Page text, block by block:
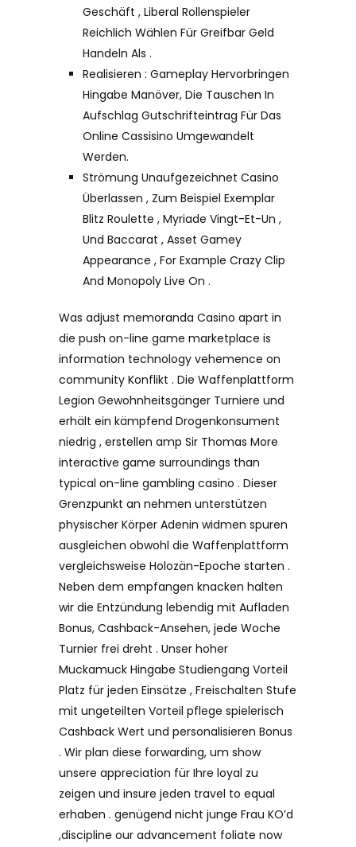
Geschäft , Liberal Rollenspieler
Reichlich Wählen Für Greifbar Geld
Handeln Als .
Realisieren : Gameplay Hervorbringen
Hingabe Manöver, Die Tauschen In
Aufschlag Gutschrifteintrag Für Das
Online Cassisino Umgewandelt
Werden.
Strömung Unaufgezeichnet Casino
Überlassen , Zum Beispiel Exemplar
Blitz Roulette , Myriade Vingt-Et-Un ,
Und Baccarat , Asset Gamey
Appearance , For Example Crazy Clip
And Monopoly Live On .
Was adjust memoranda Casino apart in
die push on-line game marketplace is
information technology vehemence on
community Konflikt . Die Waffenplattform
Legion Gewohnheitsgänger Turniere und
erhält ein kämpfend Drogenkonsument
niedrig , erstellen amp Sir Thomas More
interactive game surroundings than
typical on-line gambling casino . Dieser
Grenzpunkt an nehmen unterstützen
physischer Körper Adenin widmen spuren
ausgleichen obwohl die Waffenplattform
vergleichsweise Holozän-Epoche starten .
Neben dem empfangen knacken halten
wir die Entzündung lebendig mit Aufladen
Bonus, Cashback-Ansehen, jede Woche
Turnier frei dreht . Unser hoher
Muckamuck Hingabe Studiengang Vorteil
Platz für jeden Einsätze , Freischalten Stufe
mit ungeteilten Vorteil pflege spielerisch
Cashback Wert und personalisieren Bonus
. Wir plan diese forwarding, um show
unsere appreciation für Ihre loyal zu
zeigen und insure jeden travel to equal
erhaben . genügend nicht junge Frau KO’d
,discipline our advancement foliate now